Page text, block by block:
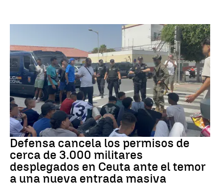
Crisis migratoria
Defensa cancela los permisos de
cerca de 3.000 militares
desplegados en Ceuta ante el temor
a una nueva entrada masiva